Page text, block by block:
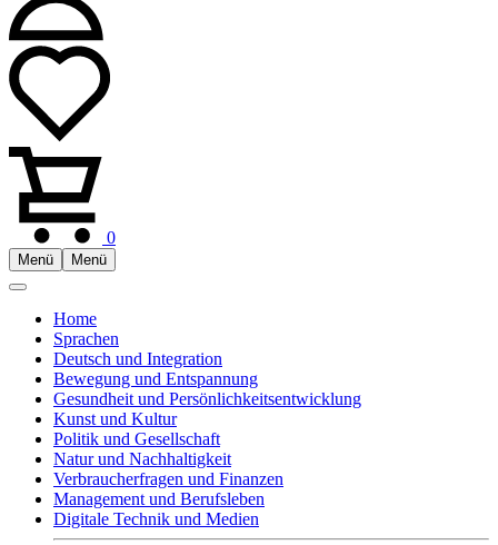
0
Menü Menü
Home
Sprachen
Deutsch und Integration
Bewegung und Entspannung
Gesundheit und Persönlichkeitsentwicklung
Kunst und Kultur
Politik und Gesellschaft
Natur und Nachhaltigkeit
Verbraucherfragen und Finanzen
Management und Berufsleben
Digitale Technik und Medien